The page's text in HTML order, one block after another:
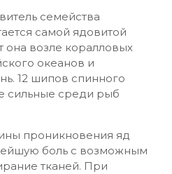
семейства
самой ядовитой
возле коралловых
океанов и
12 шипов спинного
сильные среди рыб
проникновения яд
боль с возможным
тканей. При